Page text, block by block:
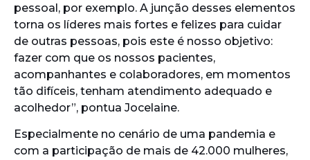
pessoal, por exemplo. A junção desses elementos
torna os líderes mais fortes e felizes para cuidar
de outras pessoas, pois este é nosso objetivo:
fazer com que os nossos pacientes,
acompanhantes e colaboradores, em momentos
tão difíceis, tenham atendimento adequado e
acolhedor”, pontua Jocelaine.
Especialmente no cenário de uma pandemia e
com a participação de mais de 42.000 mulheres,